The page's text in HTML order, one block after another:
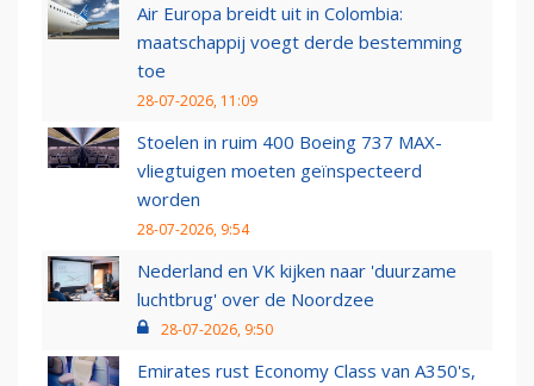
Air Europa breidt uit in Colombia:
maatschappij voegt derde bestemming
toe
28-07-2026, 11:09
Stoelen in ruim 400 Boeing 737 MAX-
vliegtuigen moeten geïnspecteerd
worden
28-07-2026, 9:54
Nederland en VK kijken naar 'duurzame
luchtbrug' over de Noordzee
28-07-2026, 9:50
Emirates rust Economy Class van A350's,